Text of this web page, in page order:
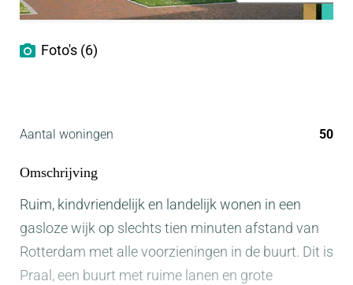
Foto's (6)
Aantal woningen 50
Omschrijving
Ruim, kindvriendelijk en landelijk wonen in een
gasloze wijk op slechts tien minuten afstand van
Rotterdam met alle voorzieningen in de buurt. Dit is
Praal, een buurt met ruime lanen en grote